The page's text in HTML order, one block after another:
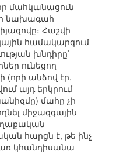
մահկանացուն
նախագահ
Հաշվի
համակարգում
խնդիրը`
ունեցող
անձով էր,
այդ երկրում
մահը չի
միջազգային
հարցն է, թե ինչ
կհանդիսանա